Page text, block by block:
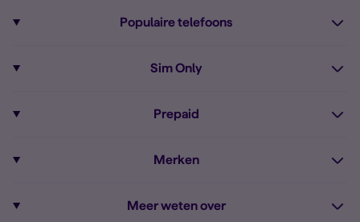
Alle telefoons
Populaire telefoons
iPhone 16
iPhone 14 Refurbished
Sim Only
Onbeperkt bellen
Zakelijk Sim Only abonnement
Prepaid
Prepaid tegoed opwaarderen
Merken
Meer weten over